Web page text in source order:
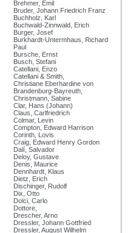
Brehmer, Emil
Bruder, Johann Friedrich Franz
Buchholz, Karl
Buchwald-Zinnwald, Erich
Burger, Josef
Burkhardt-Untermhaus, Richard
Paul
Bursche, Ernst
Busch, Stefani
Catellani, Enzo
Catellani & Smith,
Christiane Eberhardine von
Brandenburg-Bayreuth,
Christmann, Sabine
Clar, Hans (Johann)
Claus, Carlfriedrich
Colmar, Levin
Compton, Edward Harrison
Corinth, Lovis
Craig, Edward Henry Gordon
Dalí, Salvador
Deloy, Gustave
Denis, Maurice
Dennhardt, Klaus
Dietz, Erich
Dischinger, Rudolf
Dix, Otto
Dolci, Carlo
Dottore,
Drescher, Arno
Dressler, Johann Gottfried
Dressler, August Wilhelm